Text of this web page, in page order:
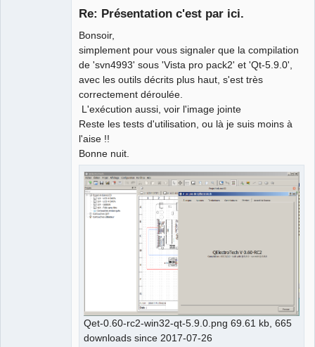
Re: Présentation c'est par ici.
Bonsoir,
simplement pour vous signaler que la compilation
de 'svn4993' sous 'Vista pro pack2' et 'Qt-5.9.0',
avec les outils décrits plus haut, s'est très
correctement déroulée.
L'exécution aussi, voir l'image jointe
Reste les tests d'utilisation, ou là je suis moins à
l'aise !!
Bonne nuit.
Qet-0.60-rc2-win32-qt-5.9.0.png 69.61 kb, 665
downloads since 2017-07-26